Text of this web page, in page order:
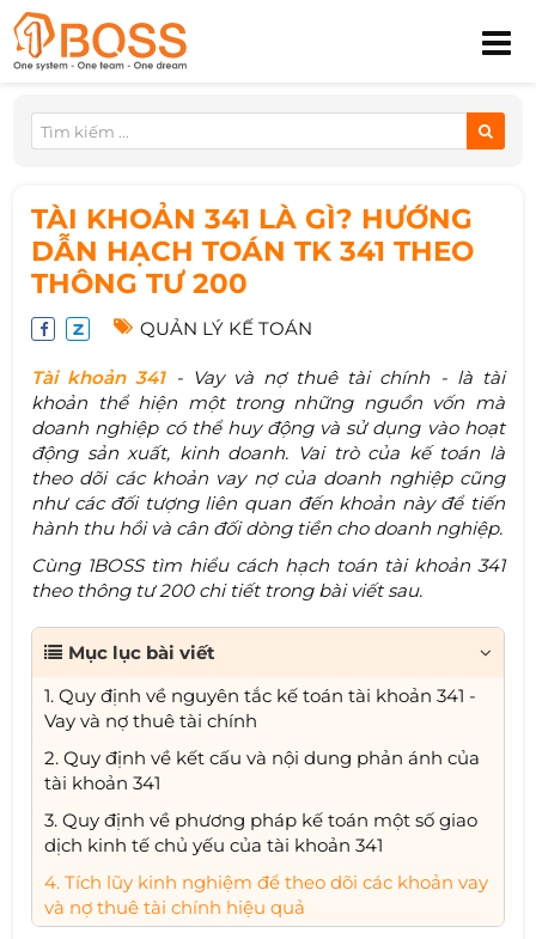
TÀI KHOẢN 341 LÀ GÌ? HƯỚNG
DẪN HẠCH TOÁN TK 341 THEO
THÔNG TƯ 200
QUẢN LÝ KẾ TOÁN
Tài khoản 341 - Vay và nợ thuê tài chính - là tài
khoản thể hiện một trong những nguồn vốn mà
doanh nghiệp có thể huy động và sử dụng vào hoạt
động sản xuất, kinh doanh. Vai trò của kế toán là
theo dõi các khoản vay nợ của doanh nghiệp cũng
như các đối tượng liên quan đến khoản này để tiến
hành thu hồi và cân đối dòng tiền cho doanh nghiệp.
Cùng 1BOSS tìm hiểu cách hạch toán tài khoản 341
theo thông tư 200 chi tiết trong bài viết sau.
Mục lục bài viết
1. Quy định về nguyên tắc kế toán tài khoản 341 -
Vay và nợ thuê tài chính
2. Quy định về kết cấu và nội dung phản ánh của
tài khoản 341
3. Quy định về phương pháp kế toán một số giao
dịch kinh tế chủ yếu của tài khoản 341
4. Tích lũy kinh nghiệm để theo dõi các khoản vay
và nợ thuê tài chính hiệu quả